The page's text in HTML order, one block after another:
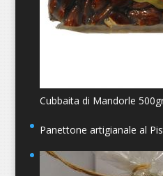
Cubbaita di Mandorle
Panettone artigianale al